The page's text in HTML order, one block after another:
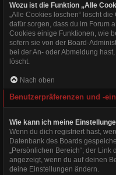
Wozu ist die Funktion „Alle
„Alle Cookies löschen“ löscht
dafür sorgen, dass du im Forum
Cookies einige Funktionen, wie
sofern sie von der Board-
bei der An- oder Abmeldung
löscht.
Nach oben
Benutzerpräferenzen und -
Wie kann ich meine
Wenn du dich registriert hast,
Datenbank des Boards
„Persönlichen Bereich“; der Link
angezeigt, wenn du auf deinen
deine Einstellungen ändern.